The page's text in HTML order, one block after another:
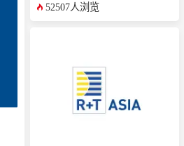
52507人浏览